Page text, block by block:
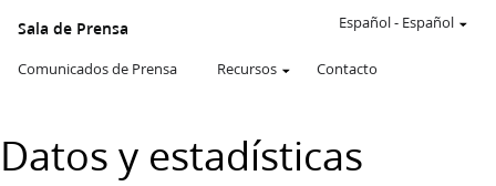
Sala de Prensa
Comunicados de Prensa Recursos Contacto
Español- Español
Datos y estadísticas